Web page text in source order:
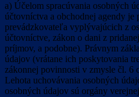
a) Účelom spracúvania osobných
účtovníctva a obchodnej agendy
prevádzkovateľa vyplývajúcich z
účtovníctve, zákon o dani z
príjmov, a podobne). Právnym
údajov (vrátane ich poskytovania
zákonnej povinnosti v zmysle čl. 6
Lehota uchovávania osobných
osobných údajov sú orgány